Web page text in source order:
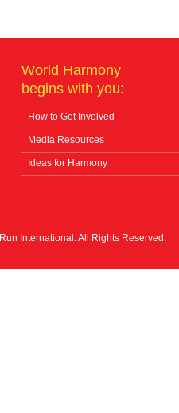
World Harmony
begins with you:
How to Get Involved
Media Resources
Ideas for Harmony
International. All Rights Reserved.